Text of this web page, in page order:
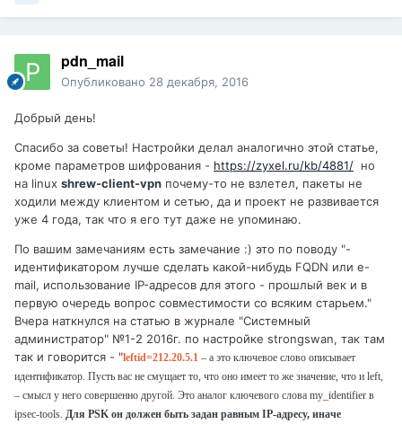
pdn_mail
Опубликовано 28 декабря, 2016
Добрый день!
Спасибо за советы! Настройки делал аналогично этой статье,
кроме параметров шифрования - https://zyxel.ru/kb/4881/ но
на linux shrew-client-vpn почему-то не взлетел, пакеты не
ходили между клиентом и сетью, да и проект не развивается
уже 4 года, так что я его тут даже не упоминаю.
По вашим замечаниям есть замечание :) это по поводу "-
идентификатором лучше сделать какой-нибудь FQDN или e-
mail, использование IP-адресов для этого - прошлый век и в
первую очередь вопрос совместимости со всяким старьем."
Вчера наткнулся на статью в журнале "Системный
администратор" №1-2 2016г. по настройке strongswan, так там
так и говорится - "leftid=212.20.5.1 – а это ключевое слово описывает
идентификатор. Пусть вас не смущает то, что оно имеет то же значение, что и left,
– смысл у него совершенно другой. Это аналог ключевого слова my_identifier в
ipsec-tools. Для PSK он должен быть задан равным IP-адресу, иначе